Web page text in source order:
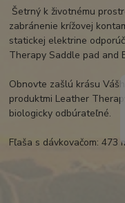
Šetrný k životnému
zabránenie krížovej
statickej elektrine
Therapy Saddle pad and
Obnovte zašlú krásu
produktmi Leather
biologicky odbúrateľné.
Fľaša s dávkovačom: 473